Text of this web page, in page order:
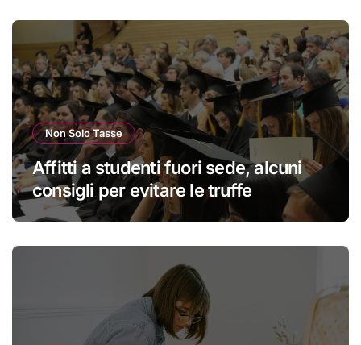
Non Solo Tasse
Affitti a studenti fuori sede, alcuni
consigli per evitare le truffe